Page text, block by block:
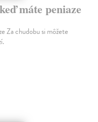
máte peniaze
Za chudobu si môžete